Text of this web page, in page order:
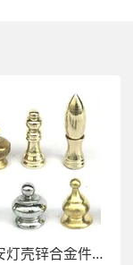
纪念盘，纪念
、拆信刀、袖
铭牌、丝印铭
，装饰品、赠
东莞长安灯壳锌合金件、LED灯杯锌合金压铸